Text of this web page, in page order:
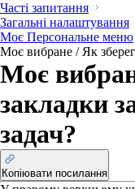
Часті запитання
Загальні налаштування
Моє Персональне меню
Моє вибране / Як
Моє
закладки
задач?
Копіювати посилання